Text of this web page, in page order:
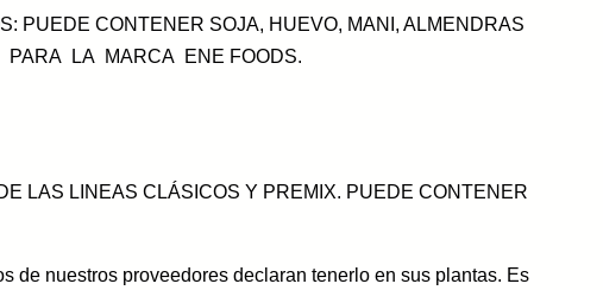
PUEDE CONTENER SOJA, HUEVO, MANI, ALMENDRAS
PARA LA MARCA ENE FOODS.
LAS LINEAS CLÁSICOS Y PREMIX. PUEDE CONTENER
de nuestros proveedores declaran tenerlo en sus plantas. Es